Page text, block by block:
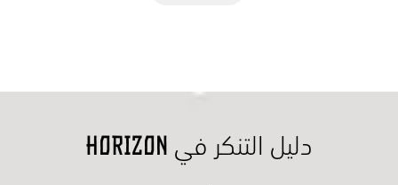
دليل التنكر في Horizon